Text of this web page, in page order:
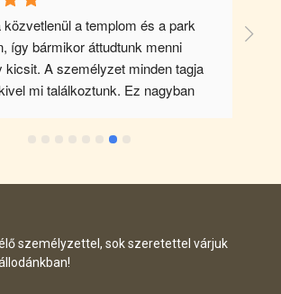
közvetlenül a templom és a park
így bármikor áttudtunk menni
kicsit. A személyzet minden tagja
mi találkoztunk. Ez nagyban
mindenki és segítőkész. Családias
ezt a csodás környéket jön
személyzettel, sok szeretettel várjuk